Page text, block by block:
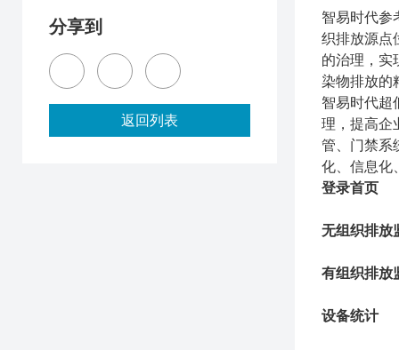
智易时代参
织排放源点
的治理，实
染物排放的
智易时代超
理，提高企
管、门禁系
化、信息化
登录首页
无组织排放
有组织排放
设备统计
分享到
返回列表